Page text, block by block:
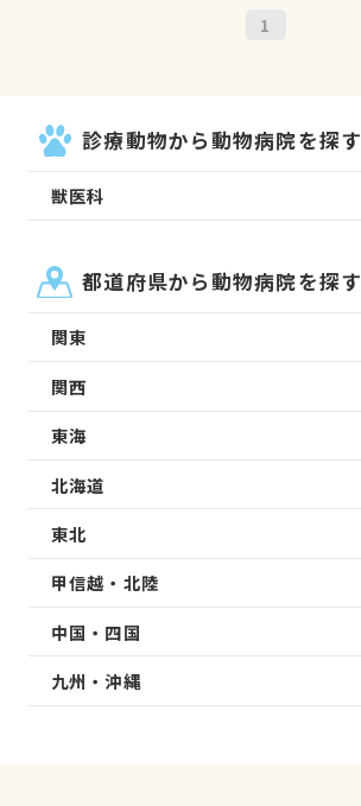
1
診療動物から動物病院を探す
獣医科
都道府県から動物病院を探す
関東
関西
東海
北海道
東北
甲信越・北陸
中国・四国
九州・沖縄